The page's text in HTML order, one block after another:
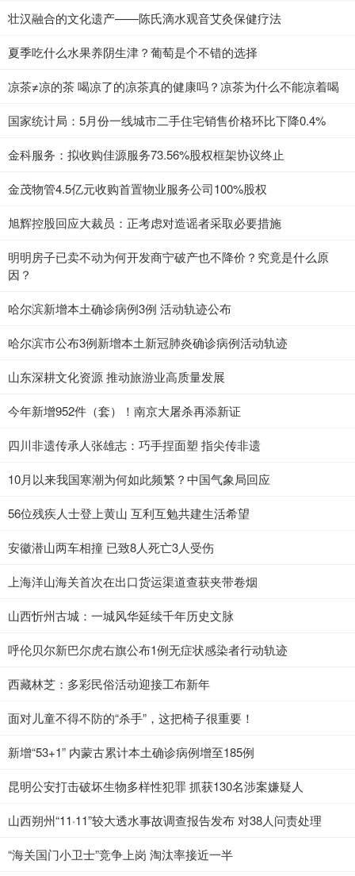
壮汉融合的文化遗产——陈氏滴水观音艾灸保健疗法
夏季吃什么水果养阴生津？葡萄是个不错的选择
凉茶≠凉的茶 喝凉了的凉茶真的健康吗？凉茶为什么不能凉着喝
国家统计局：5月份一线城市二手住宅销售价格环比下降0.4%
金科服务：拟收购佳源服务73.56%股权框架协议终止
金茂物管4.5亿元收购首置物业服务公司100%股权
旭辉控股回应大裁员：正考虑对造谣者采取必要措施
明明房子已卖不动为何开发商宁破产也不降价？究竟是什么原
因？
哈尔滨新增本土确诊病例3例 活动轨迹公布
哈尔滨市公布3例新增本土新冠肺炎确诊病例活动轨迹
山东深耕文化资源 推动旅游业高质量发展
今年新增952件（套）！南京大屠杀再添新证
四川非遗传承人张雄志：巧手捏面塑 指尖传非遗
10月以来我国寒潮为何如此频繁？中国气象局回应
56位残疾人士登上黄山 互利互勉共建生活希望
安徽潜山两车相撞 已致8人死亡3人受伤
上海洋山海关首次在出口货运渠道查获夹带卷烟
山西忻州古城：一城风华延续千年历史文脉
呼伦贝尔新巴尔虎右旗公布1例无症状感染者行动轨迹
西藏林芝：多彩民俗活动迎接工布新年
面对儿童不得不防的“杀手”，这把椅子很重要！
新增“53+1” 内蒙古累计本土确诊病例增至185例
昆明公安打击破坏生物多样性犯罪 抓获130名涉案嫌疑人
山西朔州“11·11”较大透水事故调查报告发布 对38人问责处理
“海关国门小卫士”竞争上岗 淘汰率接近一半